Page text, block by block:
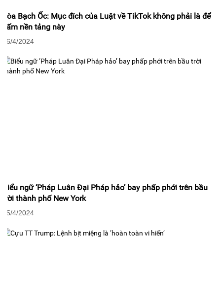
Tòa Bạch Ốc: Mục đích của Luật về TikTok không phải là để
cấm nền tảng này
26/4/2024
Biểu ngữ ‘Pháp Luân Đại Pháp hảo’ bay phấp phới trên bầu
trời thành phố New York
25/4/2024